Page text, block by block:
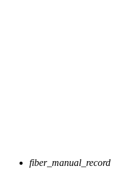
fiber_manual_record